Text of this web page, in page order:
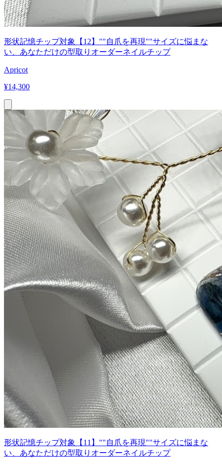
形状記憶チップ対象【12】""自爪を再現""サイズに悩まな
い、あなただけの型取りオーダーネイルチップ
Apricot
¥14,300
形状記憶チップ対象【11】""自爪を再現""サイズに悩まな
い、あなただけの型取りオーダーネイルチップ